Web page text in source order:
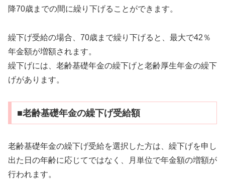
降70歳までの間に繰り下げることができます。
繰下げ受給の場合、70歳まで繰り下げると、最大で42％
年金額が増額されます。
繰下げには、老齢基礎年金の繰下げと老齢厚生年金の繰下
げがあります。
■老齢基礎年金の繰下げ受給額
老齢基礎年金の繰下げ受給を選択した方は、繰下げを申し
出た日の年齢に応じてではなく、月単位で年金額の増額が
行われます。